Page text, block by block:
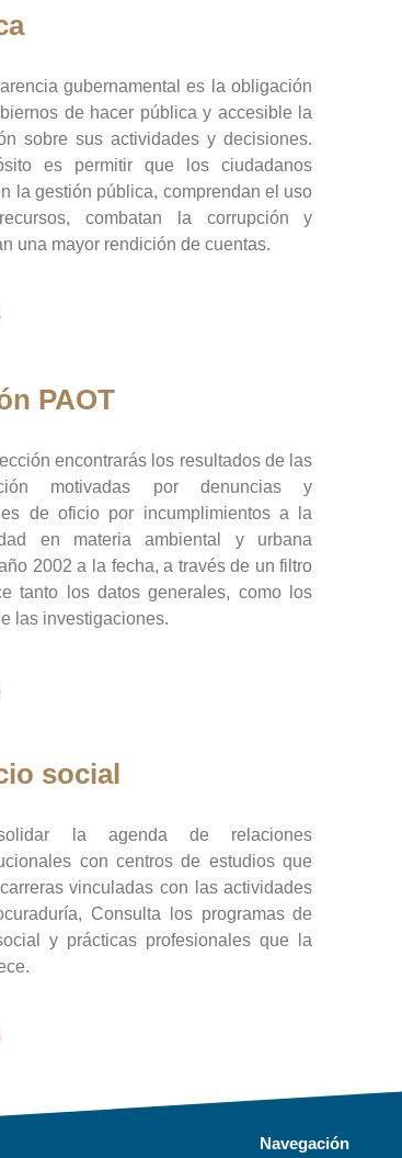
gubernamental es la obligación
de hacer pública y accesible la
sobre sus actividades y decisiones.
es permitir que los ciudadanos
la gestión pública, comprendan el uso
combatan la corrupción y
una mayor rendición de cuentas.
PAOT
encontrarás los resultados de las
motivadas por denuncias y
de oficio por incumplimientos a la
en materia ambiental y urbana
2002 a la fecha, a través de un filtro
tanto los datos generales, como los
las investigaciones.
social
la agenda de relaciones
con centros de estudios que
vinculadas con las actividades
Consulta los programas de
y prácticas profesionales que la
Navegación